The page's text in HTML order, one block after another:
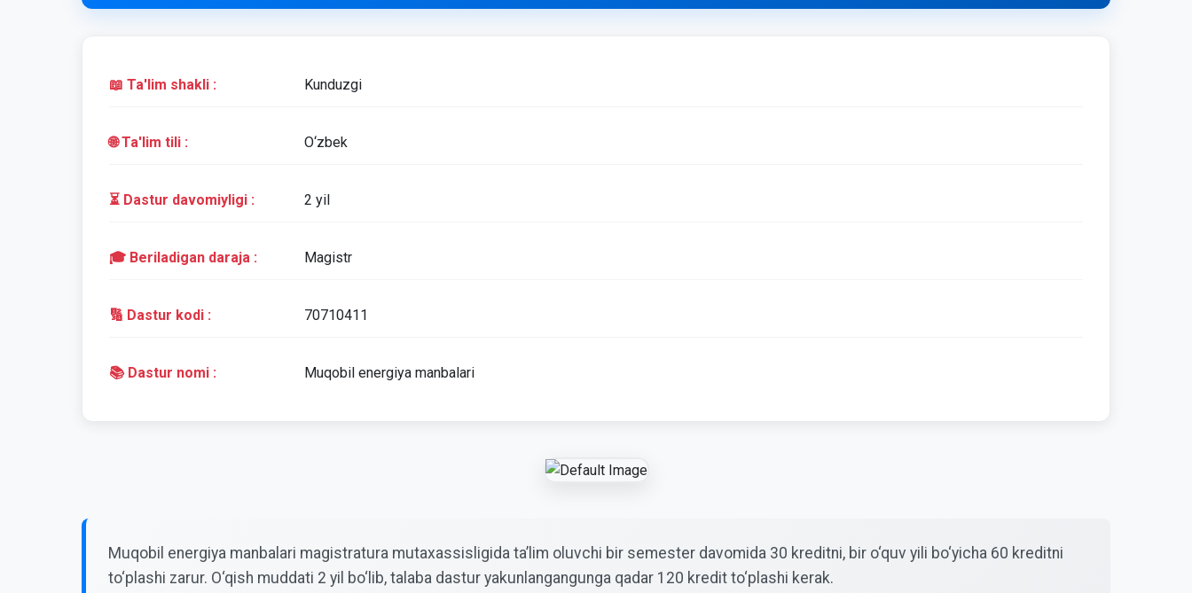
📖 Ta'lim shakli : Kunduzgi
🌐 Ta'lim tili : O‘zbek
⏳ Dastur davomiyligi : 2 yil
🎓 Beriladigan daraja : Magistr
🔢 Dastur kodi : 70710411
📚 Dastur nomi : Muqobil energiya manbalari
Muqobil energiya manbalari magistratura mutaxassisligida ta’lim oluvchi bir semester davomida 30 kreditni, bir o‘quv yili bo‘yicha 60 kreditni
to‘plashi zarur. O‘qish muddati 2 yil bo‘lib, talaba dastur yakunlangangunga qadar 120 kredit to‘plashi kerak.